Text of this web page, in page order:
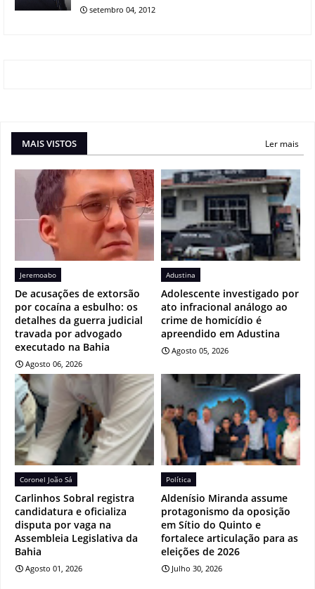
setembro 04, 2012
MAIS VISTOS Ler mais
Jeremoabo
De acusações de extorsão
por cocaína a esbulho: os
detalhes da guerra judicial
travada por advogado
executado na Bahia
Agosto 06, 2026
Adustina
Adolescente investigado por
ato infracional análogo ao
crime de homicídio é
apreendido em Adustina
Agosto 05, 2026
Coronel João Sá
Carlinhos Sobral registra
candidatura e oficializa
disputa por vaga na
Assembleia Legislativa da
Bahia
Agosto 01, 2026
Política
Aldenísio Miranda assume
protagonismo da oposição
em Sítio do Quinto e
fortalece articulação para as
eleições de 2026
Julho 30, 2026